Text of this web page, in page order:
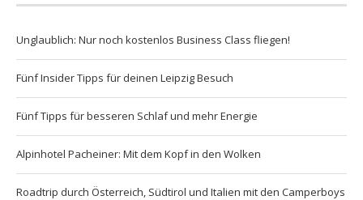
Unglaublich: Nur noch kostenlos Business Class fliegen!
Fünf Insider Tipps für deinen Leipzig Besuch
Fünf Tipps für besseren Schlaf und mehr Energie
Alpinhotel Pacheiner: Mit dem Kopf in den Wolken
Roadtrip durch Österreich, Südtirol und Italien mit den Camperboys